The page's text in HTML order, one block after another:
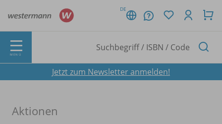
DE
MENÜ
Jetzt zum Newsletter anmelden!
Aktionen